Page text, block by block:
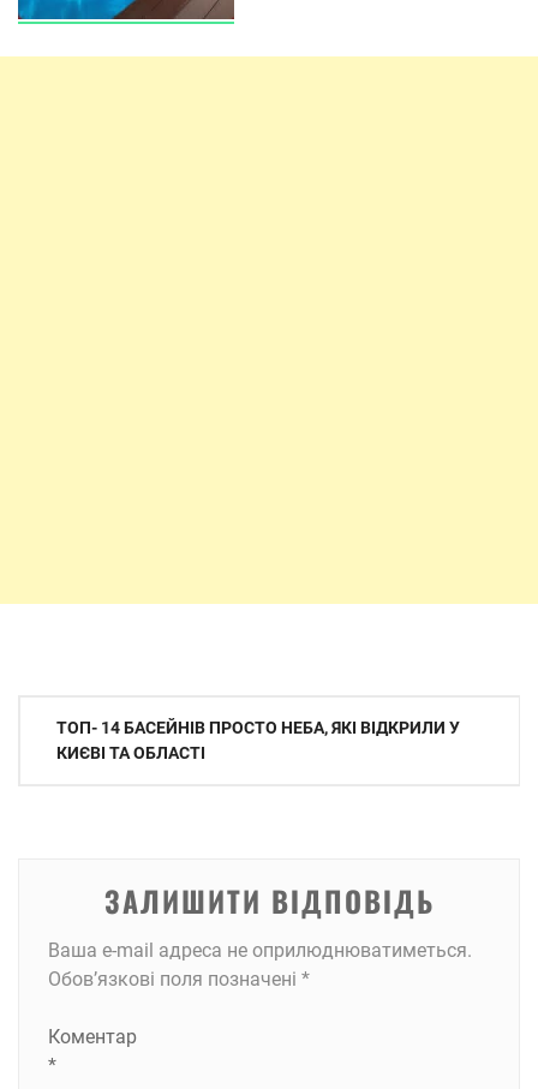
Навігація
записів
ТОП- 14 БАСЕЙНІВ ПРОСТО НЕБА, ЯКІ ВІДКРИЛИ У
КИЄВІ ТА ОБЛАСТІ
ЗАЛИШИТИ ВІДПОВІДЬ
Ваша e-mail адреса не оприлюднюватиметься.
Обов’язкові поля позначені *
Коментар
*